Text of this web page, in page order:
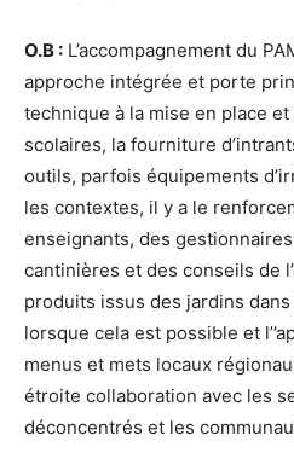
O.B : L’accompagnement du
approche intégrée et porte
technique à la mise en place
scolaires, la fourniture
outils, parfois équipements
les contextes, il y a le
enseignants, des
cantinières et des conseils de
produits issus des jardins dans
lorsque cela est possible et
menus et mets locaux
étroite collaboration avec les
déconcentrés et les